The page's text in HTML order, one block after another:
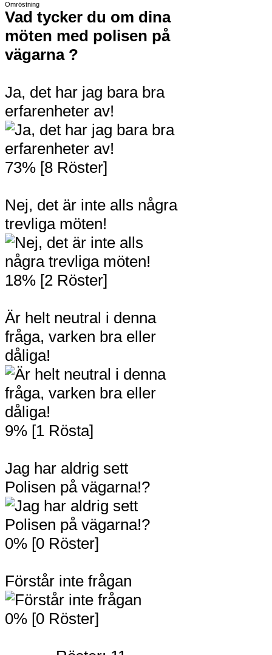
Omröstning
Vad tycker du om dina
möten med polisen på
vägarna ?
Ja, det har jag bara bra
erfarenheter av!
73% [8 Röster]
Nej, det är inte alls några
trevliga möten!
18% [2 Röster]
Är helt neutral i denna
fråga, varken bra eller
dåliga!
9% [1 Rösta]
Jag har aldrig sett
Polisen på vägarna!?
0% [0 Röster]
Förstår inte frågan
0% [0 Röster]